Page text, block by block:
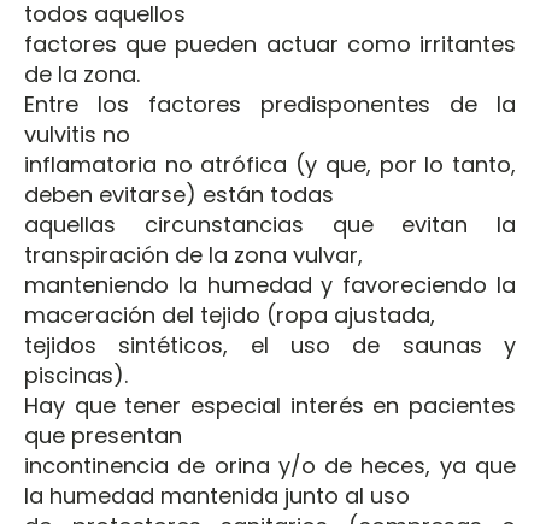
todos aquellos
factores que pueden actuar como irritantes
de la zona.
Entre los factores predisponentes de la
vulvitis no
inflamatoria no atrófica (y que, por lo tanto,
deben evitarse) están todas
aquellas circunstancias que evitan la
transpiración de la zona vulvar,
manteniendo la humedad y favoreciendo la
maceración del tejido (ropa ajustada,
tejidos sintéticos, el uso de saunas y
piscinas).
Hay que tener especial interés en pacientes
que presentan
incontinencia de orina y/o de heces, ya que
la humedad mantenida junto al uso